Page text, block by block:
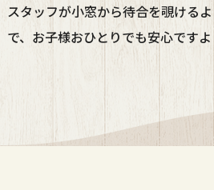
スタッフが小窓から待合を覗ける
で、お子様おひとりでも安心ですよ